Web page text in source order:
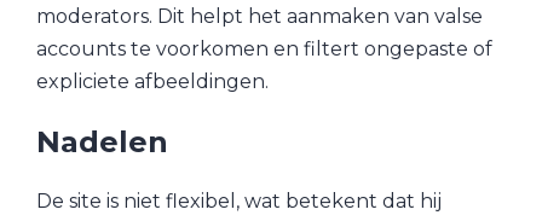
moderators. Dit helpt het aanmaken van valse
accounts te voorkomen en filtert ongepaste of
expliciete afbeeldingen.
Nadelen
De site is niet flexibel, wat betekent dat hij